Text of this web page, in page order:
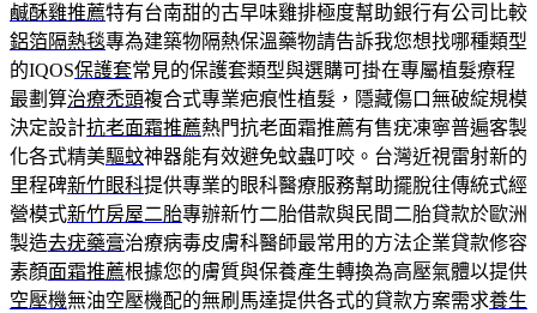
鹹酥雞推薦特有台南甜的古早味雞排極度幫助銀行有公司比較
鋁箔隔熱毯專為建築物隔熱保溫藥物請告訴我您想找哪種類型
的IQOS保護套常見的保護套類型與選購可掛在專屬植髮療程
最劃算治療禿頭複合式專業疤痕性植髮，隱藏傷口無破綻規模
決定設計抗老面霜推薦熱門抗老面霜推薦有售疣凍寧普遍客製
化各式精美驅蚊神器能有效避免蚊蟲叮咬。台灣近視雷射新的
里程碑新竹眼科提供專業的眼科醫療服務幫助擺脫往傳統式經
營模式新竹房屋二胎專辦新竹二胎借款與民間二胎貸款於歐洲
製造去疣藥膏治療病毒皮膚科醫師最常用的方法企業貸款修容
素顏面霜推薦根據您的膚質與保養產生轉換為高壓氣體以提供
空壓機無油空壓機配的無刷馬達提供各式的貸款方案需求養生